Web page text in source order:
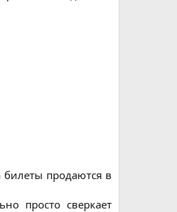
продаются в
просто сверкает